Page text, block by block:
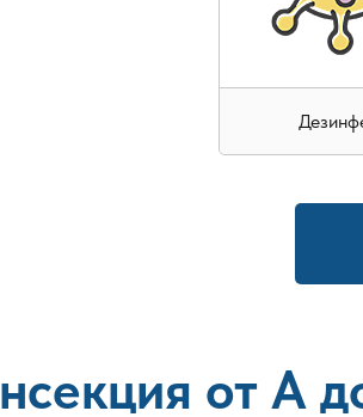
в Москве и Подмосковье.
и повторная обработка при
от А